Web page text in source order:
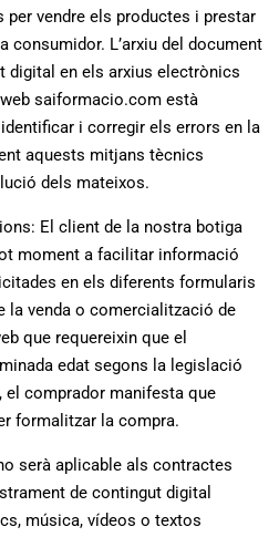
vendre els productes i prestar
consumidor. L’arxiu del document
digital en els arxius electrònics
saiformacio.com està
i corregir els errors en la
aquests mitjans tècnics
dels mateixos.
El client de la nostra botiga
moment a facilitar informació
en els diferents formularis
la venda o comercialització de
que requereixin que el
edat segons la legislació
el comprador manifesta que
formalitzar la compra.
serà aplicable als contractes
de contingut digital
música, vídeos o textos